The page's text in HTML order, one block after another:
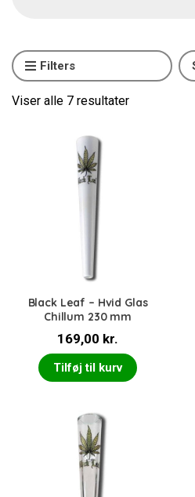
Filters
Viser alle 7 resultater
Black Leaf – Hvid Glas
Chillum 230 mm
169,00 kr.
Tilføj til kurv